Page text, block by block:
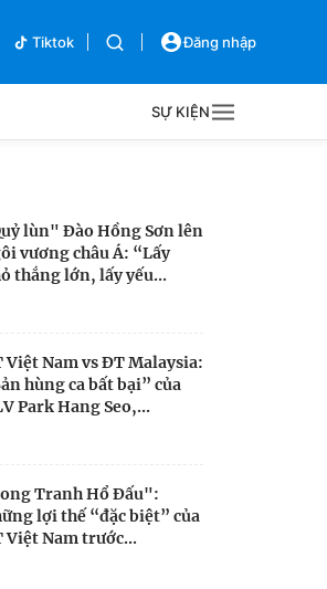
Tiktok Đăng nhập
SỰ KIỆN
Bên lề
lùn" Đào Hồng Sơn lên
vương châu Á: “Lấy
thắng lớn, lấy yếu...
Việt Nam vs ĐT Malaysia:
hùng ca bất bại” của
Park Hang Seo,...
Tranh Hổ Đấu":
lợi thế “đặc biệt” của
Việt Nam trước...